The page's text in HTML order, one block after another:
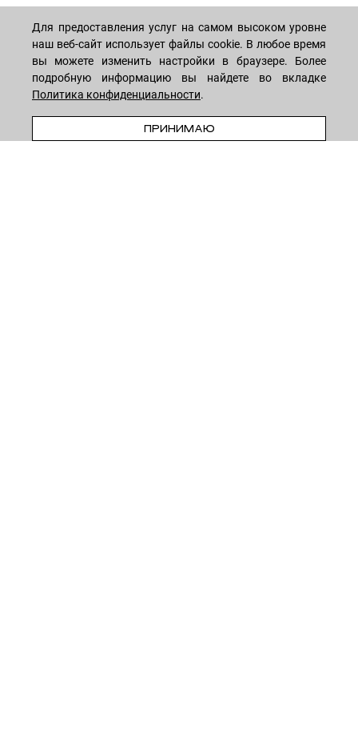
ПРЕДЗАКАЗ
МАГАЗИН
Лицо
ПОКУПАТЕЛЯМ
Способы оплаты
КОМПАНИЯ
Для предоставления услуг на самом высоком уровне
наш веб-сайт использует файлы cookie. В любое время
вы можете изменить настройки в браузере. Более
подробную информацию вы найдете во вкладке
Политика конфиденциальности.
ПРИНИМАЮ